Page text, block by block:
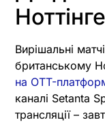
Вирішальні
британському
на OTT-
каналі Setanta
трансляції –